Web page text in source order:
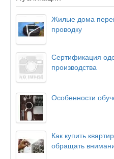
Жилые дома
проводку
Сертификация
производства
Особенности
Как купить
обращать